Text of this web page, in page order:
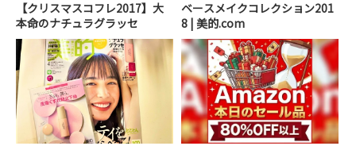
【クリスマスコフレ2017】大
本命のナチュラグラッセ
ベースメイクコレクション201
8 | 美的.com